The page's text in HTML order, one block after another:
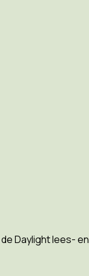
deDaylightlees-